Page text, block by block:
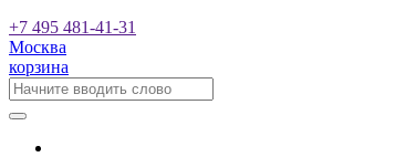
+7 495 481-41-31
Москва
корзина